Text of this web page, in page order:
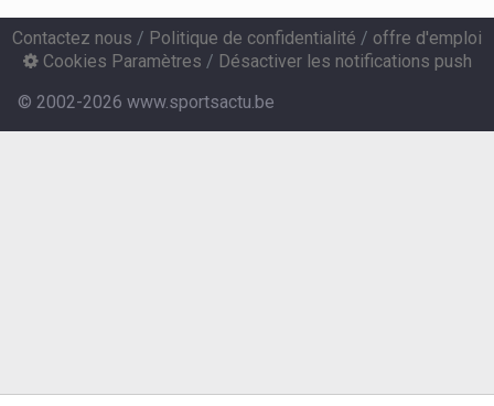
Contactez nous / Politique de confidentialité / offre d'emploi
Cookies Paramètres / Désactiver les notifications push
© 2002-2026 www.sportsactu.be